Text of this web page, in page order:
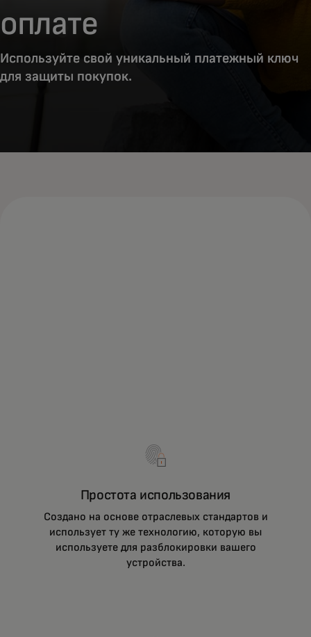
оплате
Используйте свой уникальный платежный ключ
для защиты покупок.
Простота использования
Создано на основе отраслевых стандартов и
использует ту же технологию, которую вы
используете для разблокировки вашего
устройства.